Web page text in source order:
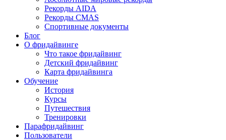
Рекорды AIDA
Рекорды CMAS
Спортивные документы
Блог
О фридайвинге
Что такое фридайвинг
Детский фридайвинг
Карта фридайвинга
Обучение
История
Курсы
Путешествия
Тренировки
Парафридайвинг
Пользователи